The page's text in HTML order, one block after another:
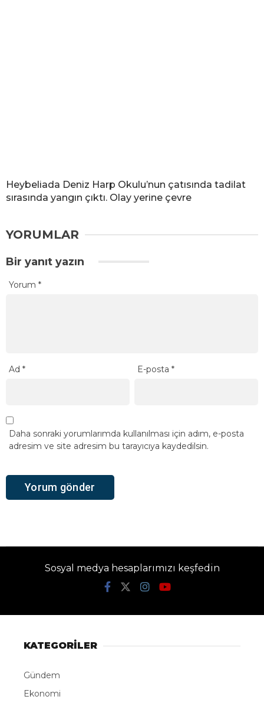
Heybeliada Deniz Harp Okulu’nun çatısında tadilat
sırasında yangın çıktı. Olay yerine çevre
YORUMLAR
Bir yanıt yazın
Yorum *
Ad * E-posta*
Daha sonraki yorumlarımda kullanılması için adım, e-posta
adresim ve site adresim bu tarayıcıya kaydedilsin.
Sosyal medya hesaplarımızı keşfedin
KATEGORİLER
Gündem
Ekonomi